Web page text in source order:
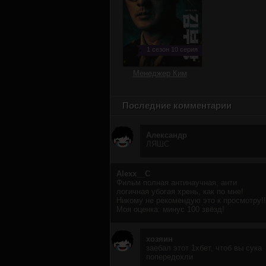
1 сезон 10 серия
Менеджер Ким
Последние комментарии
Александр
ЛЯШС
Alexx__C
Фильм полная антинаучная, анти
логичная убогая хрень, как по мне!
Никому не рекомендую это к
Моя оценка: минус 100 звёзд!
хозяин
заебал этот 1хбет, чтоб вы сука
попередохли